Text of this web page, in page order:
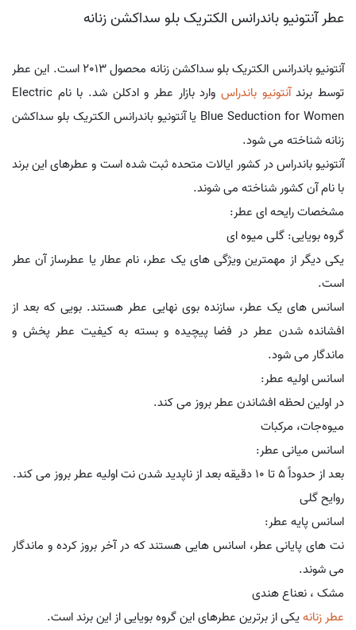
عطر آنتونیو باندرانس الکتریک بلو سداکشن زنانه
آنتونیو باندرانس الکتریک بلو سداکشن زنانه محصول 2013 است. این عطر
توسط برندآنتونیو باندراس
وارد بازار عطر و ادکلن شد. با نام Electric
Blue Seduction for Women یا آنتونیو باندرانس الکتریک بلو سداکشن
زنانه شناخته می شود.
آنتونیو باندراس در کشور ایالات متحده ثبت شده است و عطرهای این برند
با نام آن کشور شناخته می شوند.
مشخصات رایحه ای عطر:
گروه بویایی: گلی میوه ای
یکی دیگر از مهمترین ویژگی های یک عطر، نام عطار یا عطرساز آن عطر
است.
اسانس های یک عطر، سازنده بوی نهایی عطر هستند. بویی که بعد از
افشانده شدن عطر در فضا پیچیده و بسته به کیفیت عطر پخش و
ماندگار می شود.
اسانس اولیه عطر:
در اولین لحظه افشاندن عطر بروز می کند.
میوه‌جات، مرکبات
اسانس میانی عطر:
بعد از حدوداً 5 تا 10 دقیقه بعد از ناپدید شدن نت اولیه عطر بروز می کند.
روایح گلی
اسانس پایه عطر:
نت های پایانی عطر، اسانس هایی هستند که در آخر بروز کرده و ماندگار
می شوند.
مشک ، نعناع هندی
عطر زنانهیکی از برترین عطرهای این گروه بویایی از این برند است.